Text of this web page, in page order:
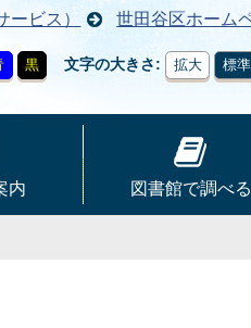
ビス） 世田谷区ホーム
黒 文字の大きさ 拡大 標準
内 図書館で調べる